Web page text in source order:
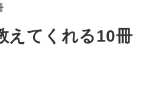
えてくれる10冊